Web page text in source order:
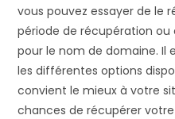
vous pouvez essayer de le
période de récupération
pour le nom de domaine.
les différentes options
convient le mieux à votre
chances de récupérer